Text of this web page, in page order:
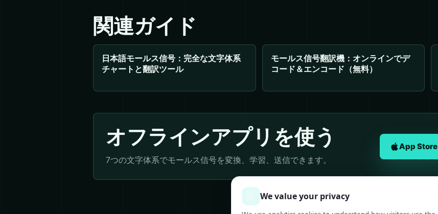
関連ガイド
日本語モールス信号：完全な文字体系
チャートと翻訳ツール
モールス信号翻訳機：オンラインでデ
コード＆エンコード（無料）
オフラインアプリを使う
7つの文字体系でモールス信号を変換、学習、送信できます。
App Store
We value your privacy